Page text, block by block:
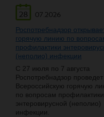
28
07.2026
Роспотребнадзор
горячую линию по
профилактики
(неполио) инфекции
С 27 июля по 7 августа
Роспотребнадзор проведет
Всероссийскую горячую
по вопросам профилактики
энтеровирусной (неполио)
инфекции.